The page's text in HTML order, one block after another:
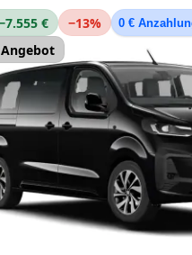
€ −13% 0 €
Angebot